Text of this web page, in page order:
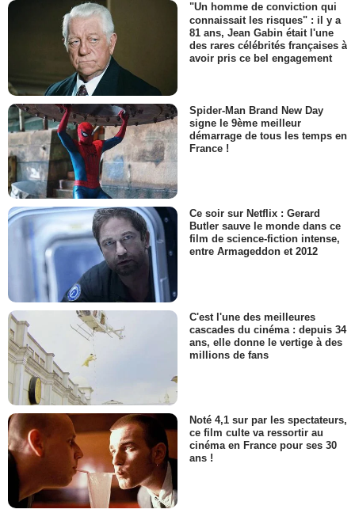
"Un homme de conviction qui
connaissait les risques" : il y a
81 ans, Jean Gabin était l'une
des rares célébrités françaises à
avoir pris ce bel engagement
Spider-Man Brand New Day
signe le 9ème meilleur
démarrage de tous les temps en
France !
Ce soir sur Netflix : Gerard
Butler sauve le monde dans ce
film de science-fiction intense,
entre Armageddon et 2012
C'est l'une des meilleures
cascades du cinéma : depuis 34
ans, elle donne le vertige à des
millions de fans
Noté 4,1 sur par les spectateurs,
ce film culte va ressortir au
cinéma en France pour ses 30
ans !